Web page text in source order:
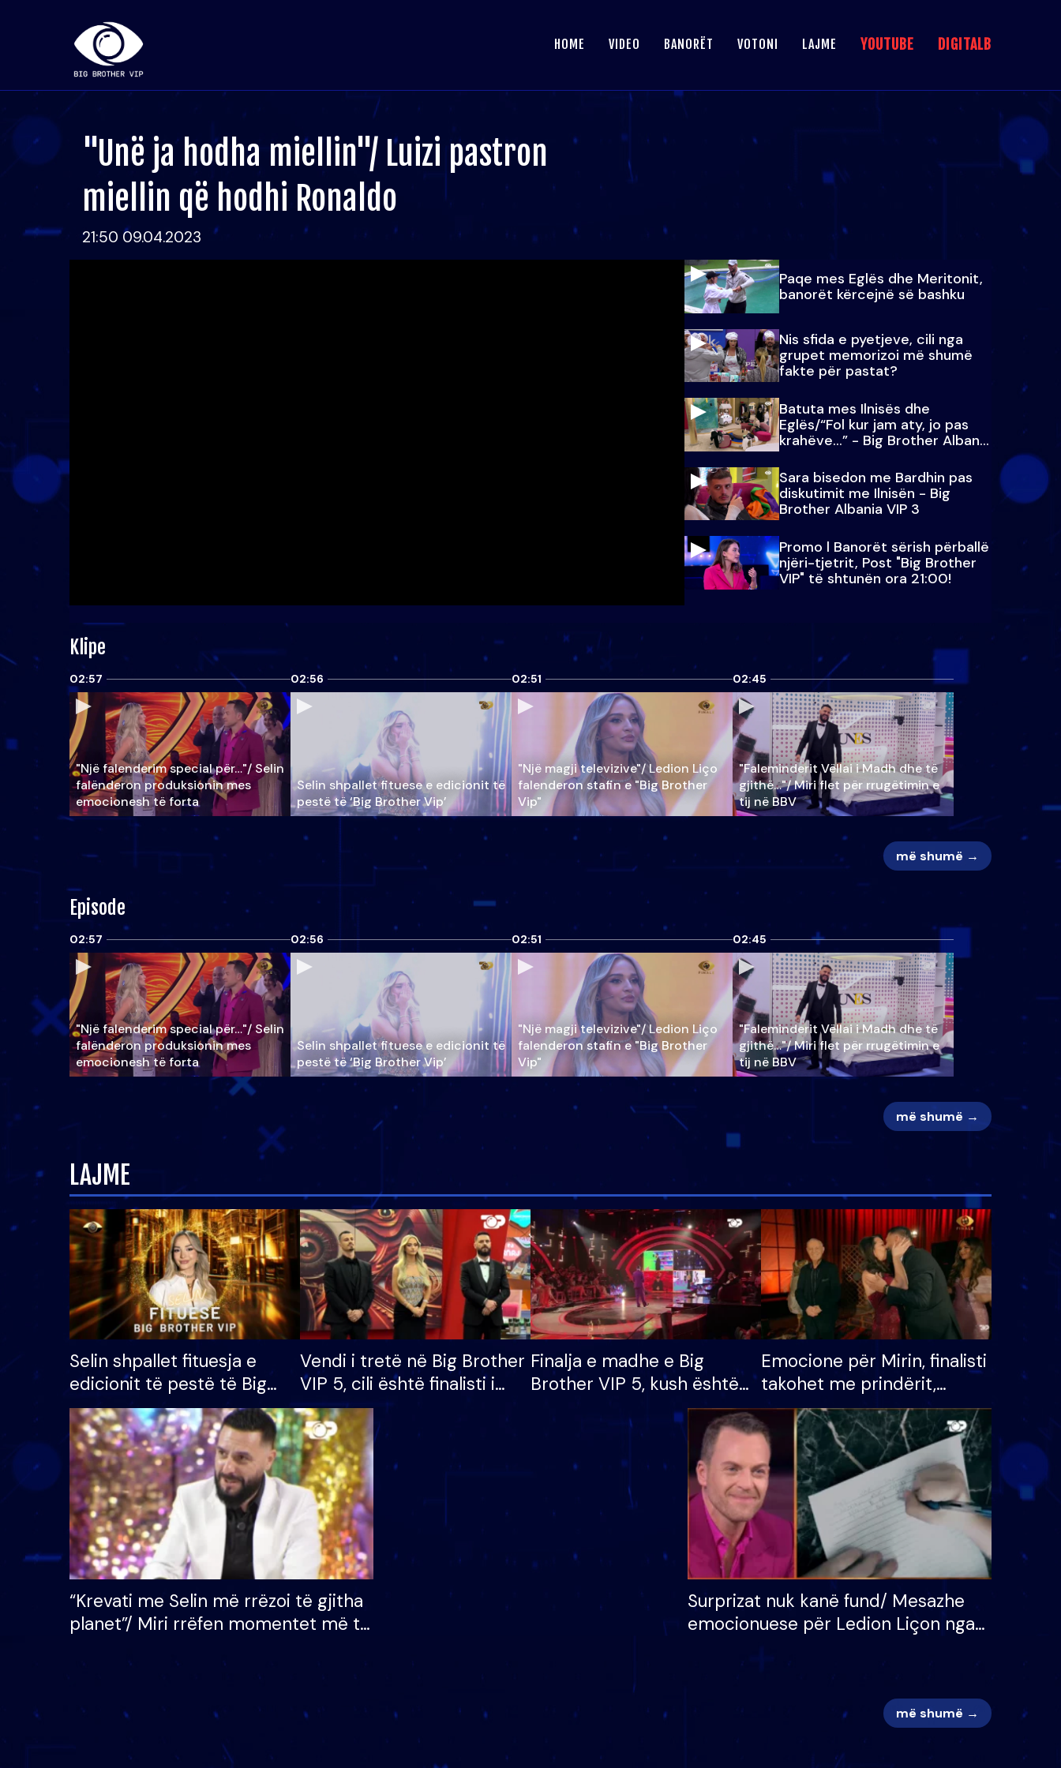
HOME VIDEO BANORËT VOTONI LAJME YOUTUBE DIGITALB
"Unë ja hodha miellin"/ Luizi pastron
miellin që hodhi Ronaldo
21:50 09.04.2023
Paqe mes Eglës dhe Meritonit,
banorët kërcejnë së bashku
Nis sfida e pyetjeve, cili nga
grupet memorizoi më shumë
fakte për pastat?
Batuta mes Ilnisës dhe
Eglës/“Fol kur jam aty, jo pas
krahëve…” - Big Brother Albania
VIP 3
Sara bisedon me Bardhin pas
diskutimit me Ilnisën - Big
Brother Albania VIP 3
Promo l Banorët sërish përballë
njëri-tjetrit, Post "Big Brother
VIP" të shtunën ora 21:00!
Klipe
02:57
"Një falenderim special për…"/ Selin
falënderon produksionin mes
emocionesh të forta
02:56
Selin shpallet fituese e edicionit të
pestë të ‘Big Brother Vip’
02:51
"Një magji televizive"/ Ledion Liço
falenderon stafin e "Big Brother
Vip"
02:45
"Faleminderit Vëllai i Madh dhe të
gjithë…"/ Miri flet për rrugëtimin e
tij në BBV
më shumë →
Episode
02:57
"Një falenderim special për…"/ Selin
falënderon produksionin mes
emocionesh të forta
02:56
Selin shpallet fituese e edicionit të
pestë të ‘Big Brother Vip’
02:51
"Një magji televizive"/ Ledion Liço
falenderon stafin e "Big Brother
Vip"
02:45
"Faleminderit Vëllai i Madh dhe të
gjithë…"/ Miri flet për rrugëtimin e
tij në BBV
më shumë →
LAJME
Selin shpallet fituesja e
edicionit të pestë të Big
Brother VIP, rrëmben
çmimin e madh prej 100
mijë eurosh
Vendi i tretë në Big Brother
VIP 5, cili është finalisti i
radhës që lë shtëpinë
Finalja e madhe e Big
Brother VIP 5, kush është
banori i parë që lë shtëpinë
dhe humb mundësinë për
të fituar çmimin e madh
Emocione për Mirin, finalisti
takohet me prindërit,
vajzën dhe bashkëshorten:
S’kemi ndonjë letër divorci
apo jo?
“Krevati me Selin më rrëzoi të gjitha
planet”/ Miri rrëfen momentet më të
mungojë zilja e mëngjesit kur…
Surprizat nuk kanë fund/ Mesazhe
emocionuese për Ledion Liçon nga
më shumë →